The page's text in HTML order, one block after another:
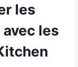
les
les